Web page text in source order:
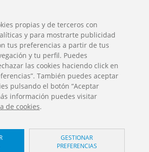
DESCARGAS
Catálogos Jolas
propias y de terceros con
y para mostrarte publicidad
tus preferencias a partir de tus
y tu perfil. Puedes
las cookies haciendo click en
También puedes aceptar
pulsando el botón “Aceptar
información puedes visitar
de cookies.
GESTIONAR
PREFERENCIAS